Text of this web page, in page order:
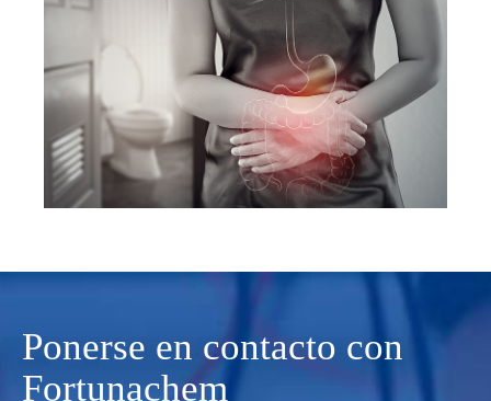
Ponerse en contacto con
Fortunachem